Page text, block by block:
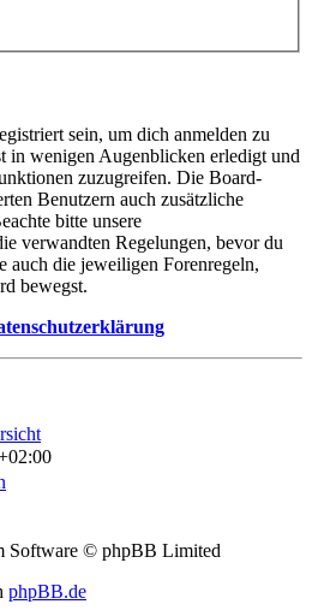
sein, um dich anmelden zu
in wenigen Augenblicken erledigt und
zuzugreifen. Die Board-
Benutzern auch zusätzliche
bitte unsere
verwandten Regelungen, bevor du
auch die jeweiligen Forenregeln,
bewegst.
Software © phpBB Limited
phpBB.de